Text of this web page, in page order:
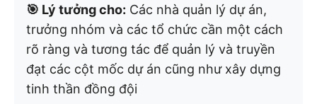
🎯 Lý tưởng cho: Các nhà quản lý dự án,
trưởng nhóm và các tổ chức cần một cách
rõ ràng và tương tác để quản lý và truyền
đạt các cột mốc dự án cũng như xây dựng
tinh thần đồng đội